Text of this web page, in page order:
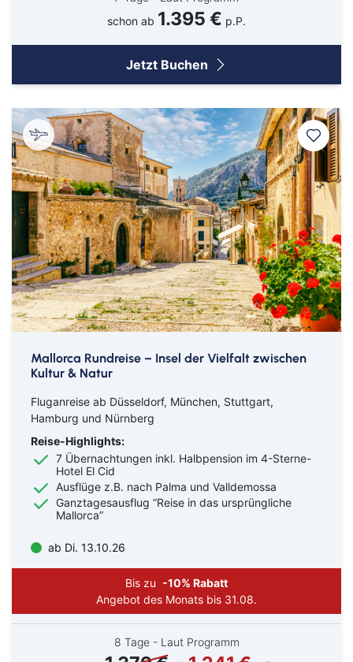
schon ab 1.395 € p.P.
Jetzt Buchen
Mallorca Rundreise – Insel der Vielfalt zwischen
Kultur & Natur
Fluganreise ab Düsseldorf, München, Stuttgart,
Hamburg und Nürnberg
Reise-Highlights:
7 Übernachtungen inkl. Halbpension im 4-Sterne-
Hotel El Cid
Ausflüge z.B. nach Palma und Valldemossa
Ganztagesausflug “Reise in das ursprüngliche
Mallorca”
ab Di. 13.10.26
Bis zu -10% Rabatt
Angebot des Monats bis 31.08.
8 Tage - Laut Programm